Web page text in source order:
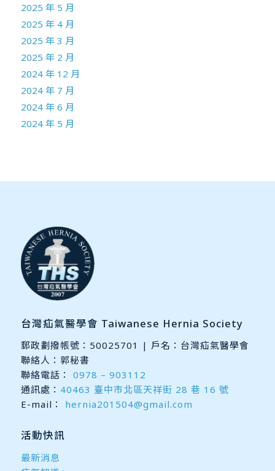
2025 年 5 月
2025 年 4 月
2025 年 3 月
2025 年 2 月
2024 年 12 月
2024 年 7 月
2024 年 6 月
2024 年 5 月
台灣疝氣醫學會 Taiwanese Hernia Society
郵政劃撥帳號：50025701 | 戶名：台灣疝氣醫學會
聯絡人：郭秘書
聯絡電話： 0978 – 903112
通訊處： 40463 臺中市北區天祥街 28 巷 16 號
E-mail： hernia201504@gmail.com
活動快訊
最新消息